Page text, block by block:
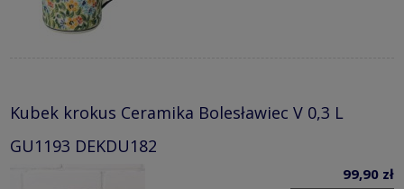
Kubek krokus Ceramika Bolesławiec V 0,3 L
GU1193 DEKDU182
99,90 zł